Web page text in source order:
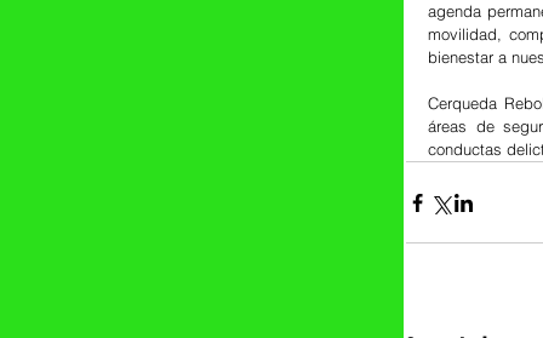
agenda
movilidad,
bienestar a
Cerqueda
áreas de
conductas